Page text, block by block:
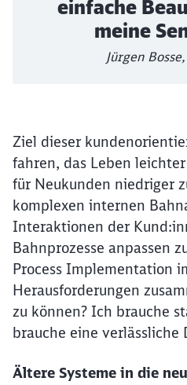
einfache
meine
Jürgen
Ziel dieser
fahren, das Leben
für Neukunden niedriger
komplexen internen
Interaktionen der
Bahnprozesse anpassen
Process Implementation
Herausforderungen
zu können? Ich brauche
brauche eine
Ältere Systeme in die